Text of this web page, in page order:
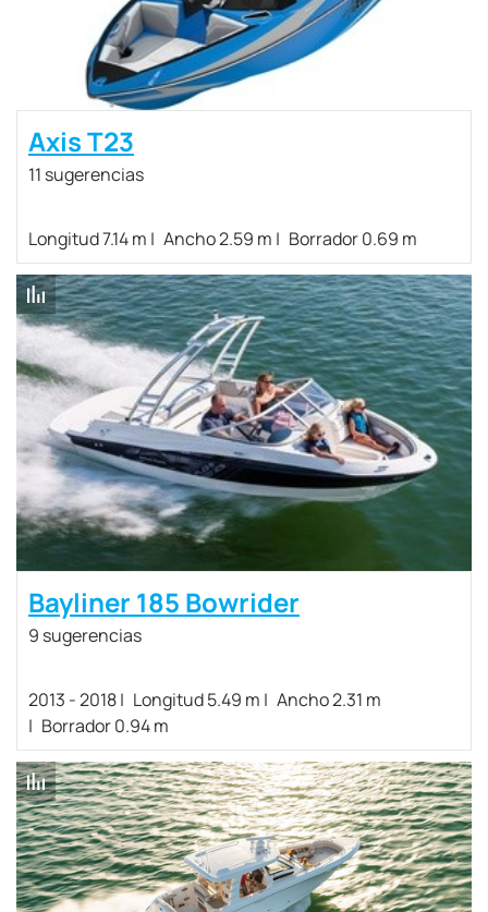
Axis T23
11 sugerencias
Longitud 7.14 m Ancho 2.59 m Borrador 0.69 m
Bayliner 185 Bowrider
9 sugerencias
2013 - 2018 Longitud 5.49 m
Ancho 2.31 m
Borrador 0.94 m